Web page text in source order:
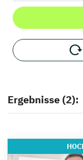
Ergebnisse (2):